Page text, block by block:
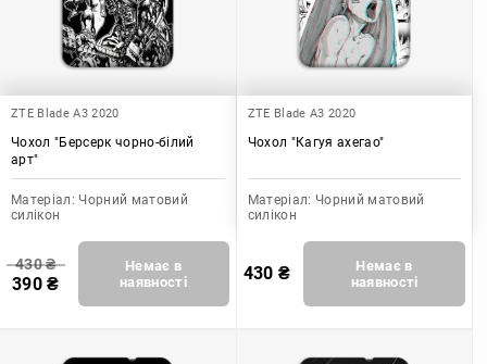
ZTE Blade A3 2020
Чохол "Берсерк чорно-білий
арт"
Матеріал: Чорний матовий
силікон
430₴
390₴
Немає в
наявності
ZTE Blade A3 2020
Чохол "Кагуя ахегао"
Матеріал: Чорний матовий
силікон
430 ₴
Немає в
наявності